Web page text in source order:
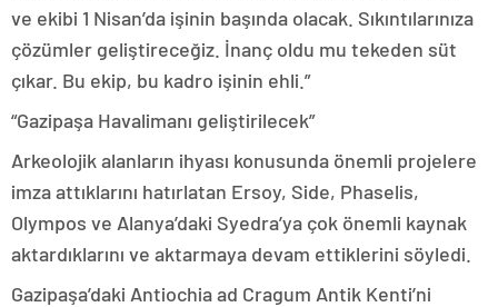
ve ekibi 1 Nisan’da işinin başında olacak. Sıkıntılarınıza
çözümler geliştireceğiz. İnanç oldu mu tekeden süt
çıkar. Bu ekip, bu kadro işinin ehli.”
“Gazipaşa Havalimanı geliştirilecek”
Arkeolojik alanların ihyası konusunda önemli projelere
imza attıklarını hatırlatan Ersoy, Side, Phaselis,
Olympos ve Alanya’daki Syedra’ya çok önemli kaynak
aktardıklarını ve aktarmaya devam ettiklerini söyledi.
Gazipaşa’daki Antiochia ad Cragum Antik Kenti’ni